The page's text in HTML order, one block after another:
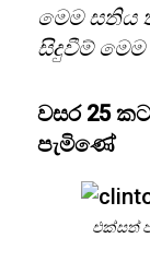
මෙම සතිය
සිදුවීම්
වසර 25
පැමිණේ
එක්සත්